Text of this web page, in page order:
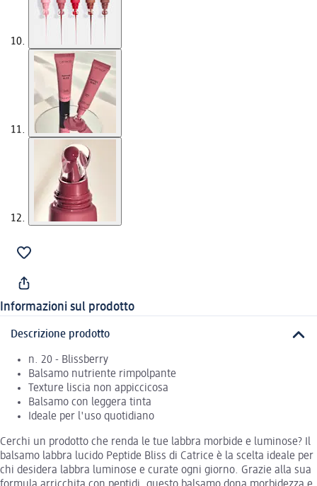
Informazioni sul prodotto
Descrizione prodotto
n. 20 - Blissberry
Balsamo nutriente rimpolpante
Texture liscia non appiccicosa
Balsamo con leggera tinta
Ideale per l'uso quotidiano
Cerchi un prodotto che renda le tue labbra morbide e luminose? Il
balsamo labbra lucido Peptide Bliss di Catrice è la scelta ideale per
chi desidera labbra luminose e curate ogni giorno. Grazie alla sua